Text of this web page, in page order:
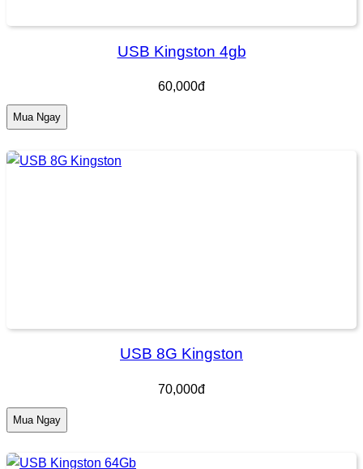
USB Kingston 4gb
60,000đ
Mua Ngay
USB 8G Kingston
70,000đ
Mua Ngay